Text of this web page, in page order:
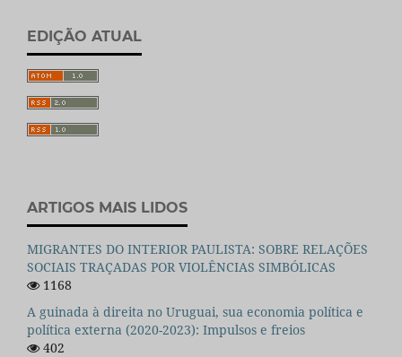
EDIÇÃO ATUAL
ARTIGOS MAIS LIDOS
MIGRANTES DO INTERIOR PAULISTA: SOBRE RELAÇÕES
SOCIAIS TRAÇADAS POR VIOLÊNCIAS SIMBÓLICAS
1168
A guinada à direita no Uruguai, sua economia política e
política externa (2020-2023): Impulsos e freios
402